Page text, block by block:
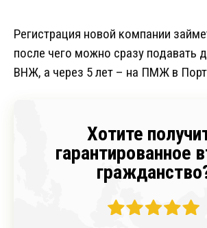
Регистрация новой компании
после чего можно сразу подавать
ВНЖ, а через 5 лет – на ПМЖ в
Хотите
гарантированное